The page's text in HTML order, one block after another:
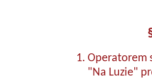
Operatorem
"Na Luzie"